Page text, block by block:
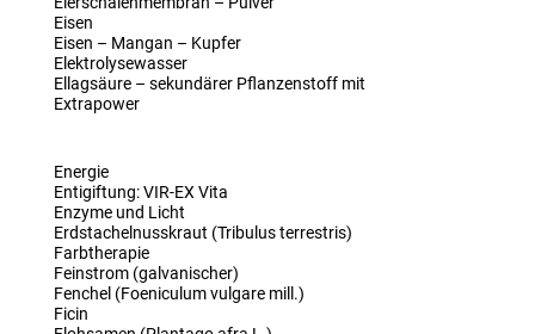
Eisen
Eisen – Mangan – Kupfer
Elektrolysewasser
Ellagsäure – sekundärer Pflanzenstoff mit
Extrapower
Energie
Entigiftung: VIR-EX Vita
Enzyme und Licht
Erdstachelnusskraut (Tribulus terrestris)
Farbtherapie
Feinstrom (galvanischer)
Fenchel (Foeniculum vulgare mill.)
Ficin